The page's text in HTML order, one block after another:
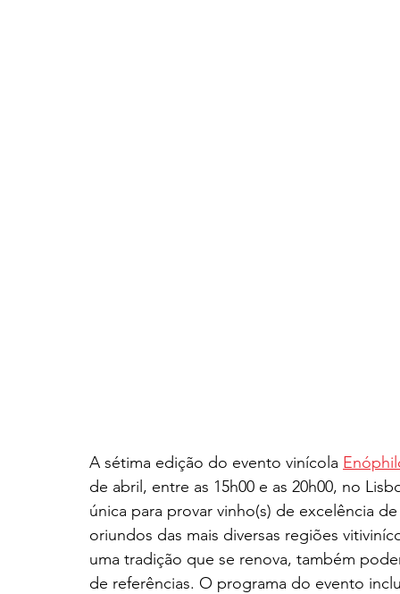
A sétima edição do evento vinícola
de abril, entre as 15h00 e as 20h00, no
única para provar vinho(s) de excelência
oriundos das mais diversas regiões
uma tradição que se renova, também
de referências. O programa do evento